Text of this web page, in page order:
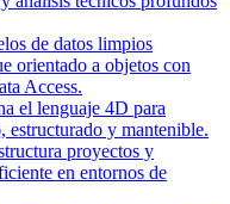
de datos limpios
orientado a objetos con
Access.
el lenguaje 4D para
estructurado y mantenible.
proyectos y
en entornos de